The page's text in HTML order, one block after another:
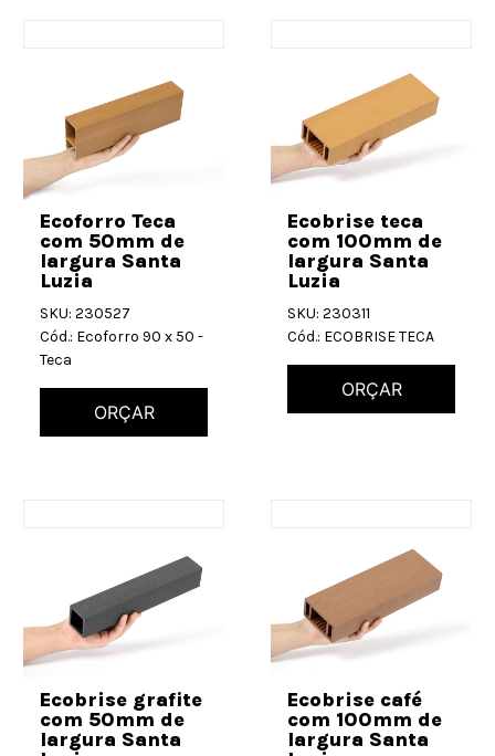
Ecoforro Teca
com 50mm de
largura Santa
Luzia
SKU: 230527
Cód.: Ecoforro 90 x 50 -
Teca
ORÇAR
Ecobrise teca
com 100mm de
largura Santa
Luzia
SKU: 230311
Cód.: ECOBRISE TECA
ORÇAR
Ecobrise grafite
com 50mm de
largura Santa
Ecobrise café
com 100mm de
largura Santa